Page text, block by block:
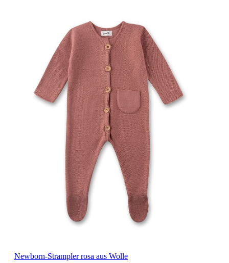
Newborn-Strampler rosa aus Wolle